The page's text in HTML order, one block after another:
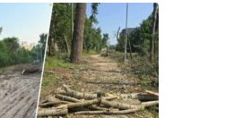
ту частину озеленення,
невідомо На Теремках у …